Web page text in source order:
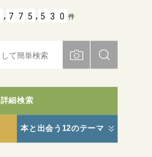
詳細検索
本と出会う12のテーマ
, 7 7 5 , 5 3 0 件